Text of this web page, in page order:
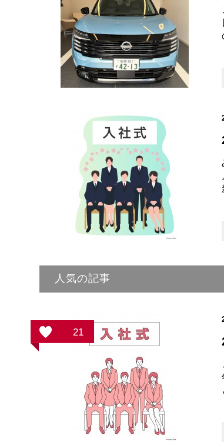
人気の記事
21